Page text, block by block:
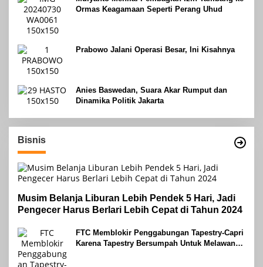
Ormas Keagamaan Seperti Perang Uhud
Prabowo Jalani Operasi Besar, Ini Kisahnya
Anies Baswedan, Suara Akar Rumput dan
Dinamika Politik Jakarta
Bisnis
Musim Belanja Liburan Lebih Pendek 5 Hari, Jadi
Pengecer Harus Berlari Lebih Cepat di Tahun 2024
FTC Memblokir Penggabungan Tapestry-Capri
Karena Tapestry Bersumpah Untuk Melawan